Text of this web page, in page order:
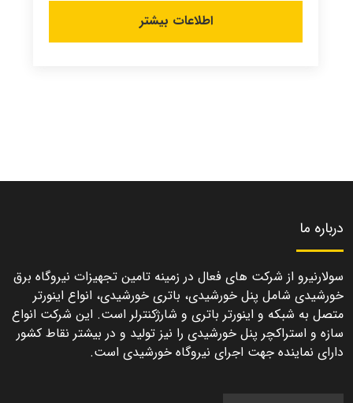
اطلاعات بیشتر
درباره ما
سولارنیرو از شرکت های فعال در زمینه تامین تجهیزات نیروگاه برق
خورشیدی شامل پنل خورشیدی، باتری خورشیدی، انواع اینورتر
متصل به شبکه و اینورتر باتری و شارژکنترلر است. این شرکت انواع
سازه و استراکچر پنل خورشیدی را نیز تولید و در بیشتر نقاط کشور
دارای نماینده جهت اجرای نیروگاه خورشیدی است.